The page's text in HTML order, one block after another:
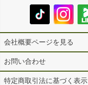
会社概要ページを見る
お問い合わせ
特定商取引法に基づく表示